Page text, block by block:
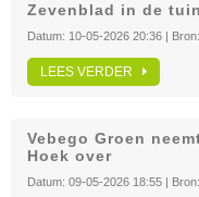
Zevenblad in de
Datum: 10-05-2026 20:36 | Bron:
LEES VERDER
Vebego Groen
Hoek over
Datum: 09-05-2026 18:55 | Bron: